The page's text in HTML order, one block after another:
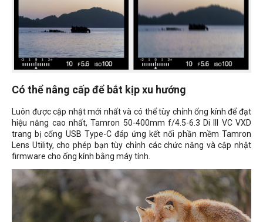
Có thể nâng cấp để bắt kịp xu hướng
Luôn được cập nhật mới nhất và có thể tùy chỉnh ống kính để đạt
hiệu năng cao nhất, Tamron 50-400mm f/4.5-6.3 Di III VC VXD
trang bị cổng USB Type-C đáp ứng kết nối phần mềm Tamron
Lens Utility, cho phép bạn tùy chỉnh các chức năng và cập nhật
firmware cho ống kính bằng máy tính.